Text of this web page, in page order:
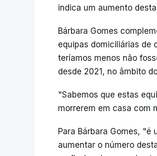
indica um aumento
Bárbara Gomes
equipas domiciliárias de
teríamos menos não
desde 2021, no âmbito
"Sabemos que estas
morrerem em casa com
Para Bárbara Gomes,
aumentar o número